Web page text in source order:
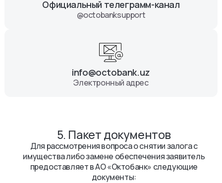
Официальный телеграмм-канал
@octobanksupport
info@octobank.uz
Электронный адрес
5. Пакет документов
Для рассмотрения вопроса о снятии залога с
имущества либо замене обеспечения заявитель
предоставляет в АО «Октобанк» следующие
документы: